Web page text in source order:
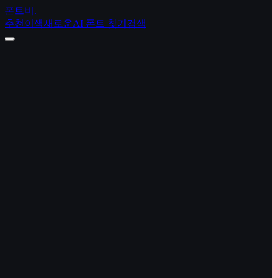
폰트비 .
추천 이색새로운AI 폰트 찾기 검색